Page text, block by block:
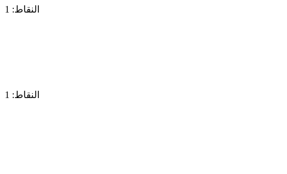
النقاط: 1
النقاط: 1